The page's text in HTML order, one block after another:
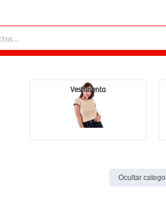
Vestimenta
Ocultar